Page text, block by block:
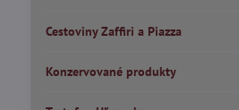
Cestoviny Zaffiri a Piazza
Konzervované produkty